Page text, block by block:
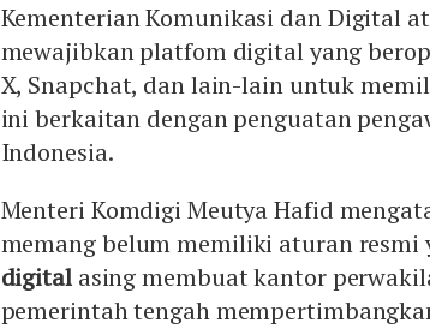
Kementerian Komunikasi dan Digital
mewajibkan platfom digital yang
X, Snapchat, dan lain-lain untuk
ini berkaitan dengan penguatan
Indonesia.
Menteri Komdigi Meutya Hafid
memang belum memiliki aturan
digital asing membuat kantor
pemerintah tengah